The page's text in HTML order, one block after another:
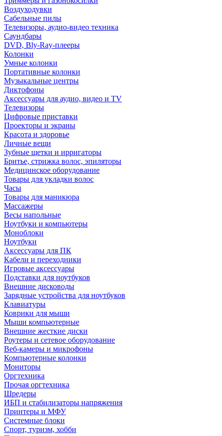
Воздуходувки
Сабельные пилы
Телевизоры, аудио-видео техника
Саундбары
DVD, Bly-Ray-плееры
Колонки
Умные колонки
Портативные колонки
Музыкальные центры
Диктофоны
Аксессуары для аудио, видео и TV
Телевизоры
Цифровые приставки
Проекторы и экраны
Красота и здоровье
Личные вещи
Зубные щетки и ирригаторы
Бритье, стрижка волос, эпиляторы
Медицинское оборудование
Товары для укладки волос
Часы
Товары для маникюра
Массажеры
Весы напольные
Ноутбуки и компьютеры
Моноблоки
Ноутбуки
Аксессуары для ПК
Кабели и переходники
Игровые аксессуары
Подставки для ноутбуков
Внешние дисководы
Зарядные устройства для ноутбуков
Клавиатуры
Коврики для мыши
Мыши компьютерные
Внешние жесткие диски
Роутеры и сетевое оборудование
Веб-камеры и микрофоны
Компьютерные колонки
Мониторы
Оргтехника
Прочая оргтехника
Шредеры
ИБП и стабилизаторы напряжения
Принтеры и МФУ
Системные блоки
Спорт, туризм, хобби